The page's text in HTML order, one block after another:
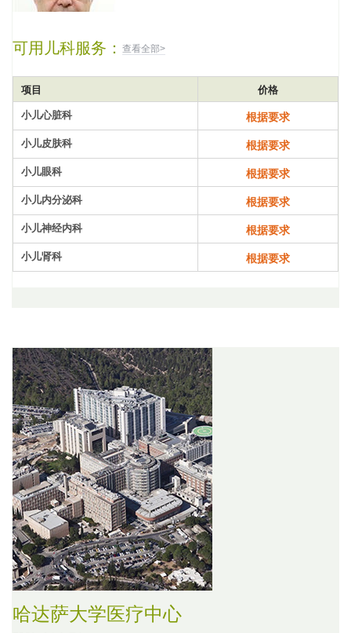
可用儿科服务： 查看全部>
项目 价格
小儿心脏科 根据要求
小儿皮肤科 根据要求
小儿眼科 根据要求
小儿内分泌科 根据要求
小儿神经内科 根据要求
小儿肾科 根据要求
哈达萨大学医疗中心